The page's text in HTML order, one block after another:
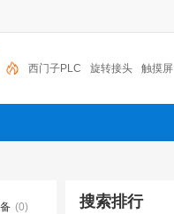
西门子PLC 旋转接头 触摸屏
变送器 球阀 plc 阀门
(0)
搜索排行